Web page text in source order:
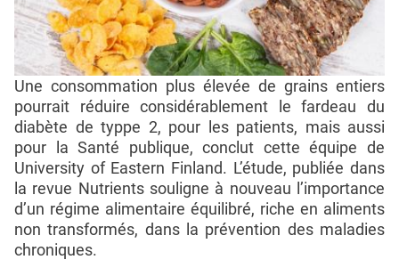
Une consommation plus élevée de grains entiers
pourrait réduire considérablement le fardeau du
diabète de typpe 2, pour les patients, mais aussi
pour la Santé publique, conclut cette équipe de
University of Eastern Finland. L’étude, publiée dans
la revue Nutrients souligne à nouveau l’importance
d’un régime alimentaire équilibré, riche en aliments
non transformés, dans la prévention des maladies
chroniques.